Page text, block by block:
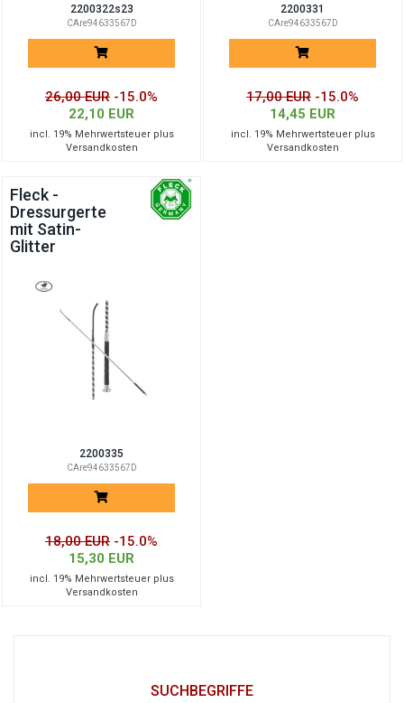
2200322s23
CAre94633567D
26,00 EUR -15.0%
22,10 EUR
incl. 19% Mehrwertsteuer plus
Versandkosten
2200331
CAre94633567D
17,00 EUR -15.0%
14,45 EUR
incl. 19% Mehrwertsteuer plus
Versandkosten
Fleck -
Dressurgerte
mit Satin-
Glitter
2200335
CAre94633567D
18,00 EUR -15.0%
15,30 EUR
incl. 19% Mehrwertsteuer plus
Versandkosten
SUCHBEGRIFFE